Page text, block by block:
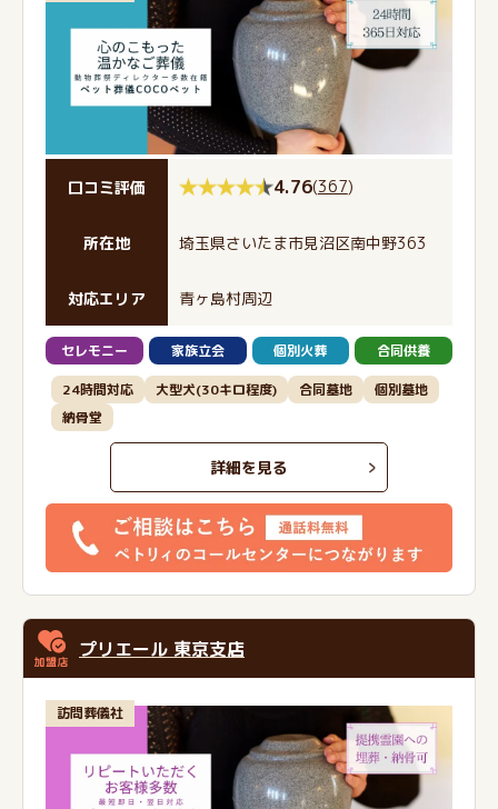
口コミ評価 4.76(367)
所在地 埼玉県さいたま市見沼区南中野363
対応エリア 青ヶ島村周辺
セレモニー 家族立会 個別火葬 合同供養
24時間対応 大型犬(30キロ程度) 合同墓地
個別墓地
納骨堂
詳細を見る
プリエール 東京支店
訪問葬儀社